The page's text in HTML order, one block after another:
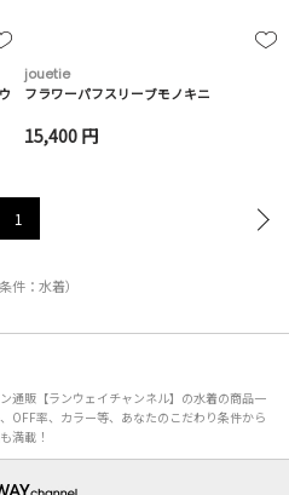
jouetie
フラワーパフスリーブモノキニ
15,400 円
1
件：水着）
通販【ランウェイチャンネル】の水着の商品一
OFF率、カラー等、あなたのこだわり条件から
満載！